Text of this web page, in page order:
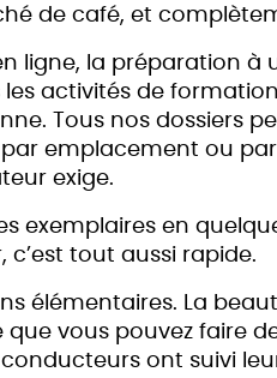
de café, et
ligne, la préparation à
activités de
Tous nos dossiers
emplacement ou
exige.
exemplaires en
tout aussi rapide.
élémentaires. La
vous pouvez faire
ont suivi